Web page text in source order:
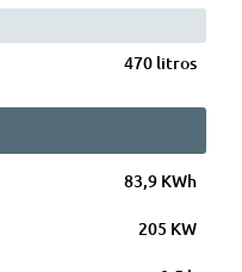
470 litros
83,9 KWh
205 KW